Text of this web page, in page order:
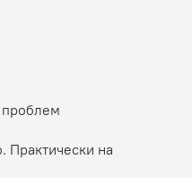
Практически на